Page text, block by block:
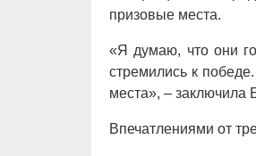
призовые места.
«Я думаю, что они
стремились к
места», – заключила
Впечатлениями от